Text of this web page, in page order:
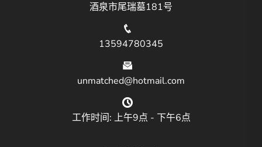
酒泉市尾瑞墓181号
13594780345
unmatched@hotmail.com
工作时间: 上午9点 - 下午6点